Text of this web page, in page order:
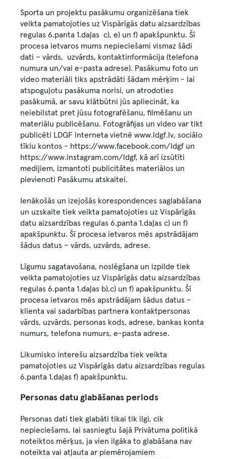
Sporta un projektu pasākumu organizēšana tiek
veikta pamatojoties uz Vispārīgās datu aizsardzības
regulas 6.panta 1.daļas c), e) un f) apakšpunktu. Šī
procesa ietvaros mums nepieciešami vismaz šādi
dati – vārds, uzvārds, kontaktinformācija (telefona
numura un/vai e-pasta adrese). Pasākumu foto un
video materiāli tiks apstrādāti šādam mērķim - lai
atspoguļotu pasākuma norisi, un atrodoties
pasākumā, ar savu klātbūtni jūs apliecināt, ka
neiebilstat pret jūsu fotografēšanu, filmēšanu un
materiālu publicēšanu. Fotogrāfijas un video var tikt
publicēti LDGF interneta vietnē www.ldgf.lv, sociālo
tīklu kontos - https://www.facebook.com/ldgf un
https://www.instagram.com/ldgf, kā arī izsūtīti
medijiem, izmantoti publicitātes materiālos un
pievienoti Pasākumu atskaitei.
Ienākošās un izejošās korespondences saglabāšana
un uzskaite tiek veikta pamatojoties uz Vispārīgās
datu aizsardzības regulas 6.panta 1.daļas c) un f)
apakšpunktu. Šī procesa ietvaros mēs apstrādājam
šādus datus – vārds, uzvārds, adrese.
Līgumu sagatavošana, noslēgšana un izpilde tiek
veikta pamatojoties uz Vispārīgās datu aizsardzības
regulas 6.panta 1.daļas b),c) un f) apakšpunktu. Šī
procesa ietvaros mēs apstrādājam šādus datus –
klienta vai sadarbības partnera kontaktpersonas
vārds, uzvārds, personas kods, adrese, bankas konta
numurs, telefona numurs, e-pasta adrese.
Likumisko interešu aizsardzība tiek veikta
pamatojoties uz Vispārīgās datu aizsardzības regulas
6.panta 1.daļas f) apakšpunktu.
Personas datu glabāšanas periods
Personas dati tiek glabāti tikai tik ilgi, cik
nepieciešams, lai sasniegtu šajā Privātuma politikā
noteiktos mērķus, ja vien ilgāka to glabāšana nav
noteikta vai atļauta ar piemērojamiem